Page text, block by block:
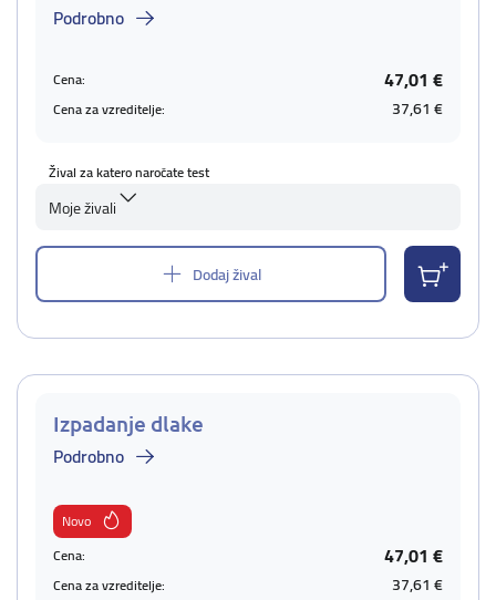
Podrobno
Cena: 47,01 €
Cena za vzreditelje: 37,61 €
Žival za katero naročate test
Moje živali
Dodaj žival
Izpadanje dlake
Podrobno
Novo
Cena:
47,01 €
Cena za vzreditelje: 37,61 €